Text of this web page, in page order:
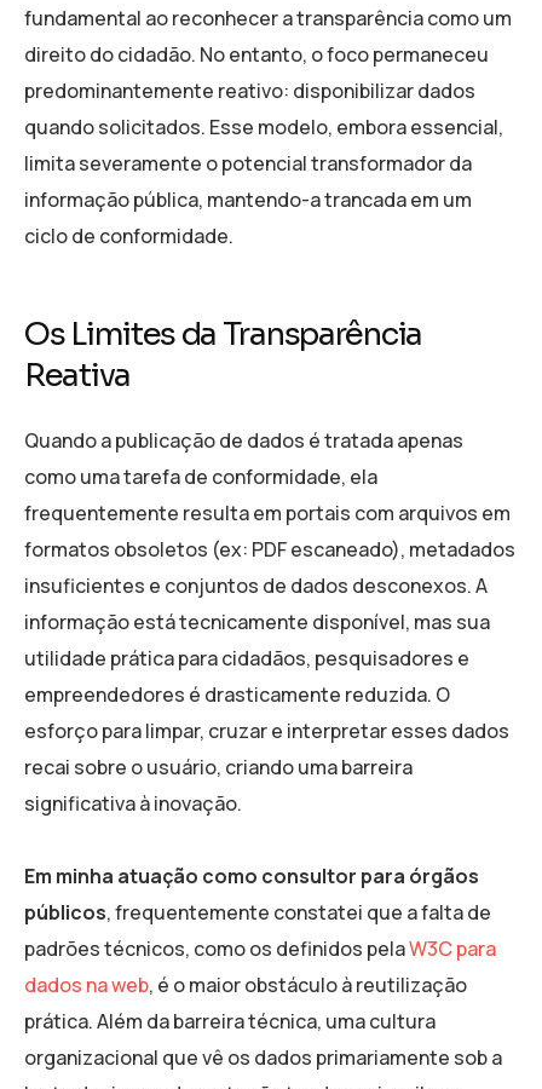
fundamental ao reconhecer a transparência como um
direito do cidadão. No entanto, o foco permaneceu
predominantemente reativo: disponibilizar dados
quando solicitados. Esse modelo, embora essencial,
limita severamente o potencial transformador da
informação pública, mantendo-a trancada em um
ciclo de conformidade.
Os Limites da Transparência
Reativa
Quando a publicação de dados é tratada apenas
como uma tarefa de conformidade, ela
frequentemente resulta em portais com arquivos em
formatos obsoletos (ex: PDF escaneado), metadados
insuficientes e conjuntos de dados desconexos. A
informação está tecnicamente disponível, mas sua
utilidade prática para cidadãos, pesquisadores e
empreendedores é drasticamente reduzida. O
esforço para limpar, cruzar e interpretar esses dados
recai sobre o usuário, criando uma barreira
significativa à inovação.
Em minha atuação como consultor para órgãos
públicos, frequentemente constatei que a falta de
padrões técnicos, como os definidos pelaW3C para
dados na web, é o maior obstáculo à reutilização
prática. Além da barreira técnica, uma cultura
organizacional que vê os dados primariamente sob a